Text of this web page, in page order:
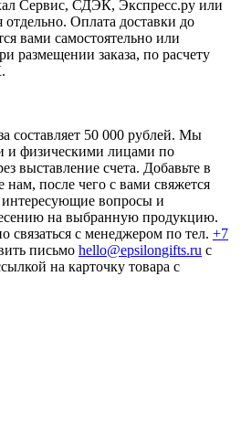
Сервис, СДЭК, Экспресс.ру или
Оплата доставки до
вами самостоятельно или
размещении заказа, по расчету
составляет 50 000 рублей. Мы
и физическими лицами по
выставление счета. Добавьте в
нам, после чего с вами свяжется
интересующие вопросы и
на выбранную продукцию.
связаться с менеджером по тел. +7
письмо hello@epsilongifts.ru с
на карточку товара с